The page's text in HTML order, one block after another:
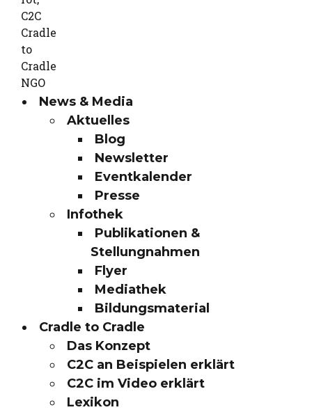
News & Media
Aktuelles
Blog
Newsletter
Eventkalender
Presse
Infothek
Publikationen &
Stellungnahmen
Flyer
Mediathek
Bildungsmaterial
Cradle to Cradle
Das Konzept
C2C an Beispielen erklärt
C2C im Video erklärt
Lexikon